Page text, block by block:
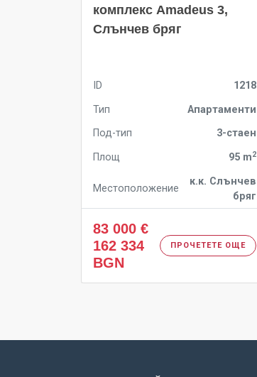
комплекс Amadeus 3,
Слънчев бряг
ID
1218
Тип
Апартаменти
Под-тип
3-стаен
Площ
95 m2
Местоположение
к.к. Слънчев
бряг
83 000 €
162 334
BGN
ПРОЧЕТЕТЕ ОЩЕ